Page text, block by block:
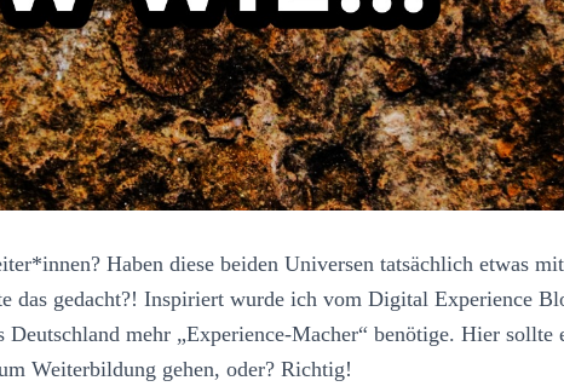
Haben diese beiden Universen tatsächlich etwas
das gedacht?! Inspiriert wurde ich vom Digital Experience
Deutschland mehr „Experience-Macher“ benötige. Hier sollte
Weiterbildung gehen, oder? Richtig!